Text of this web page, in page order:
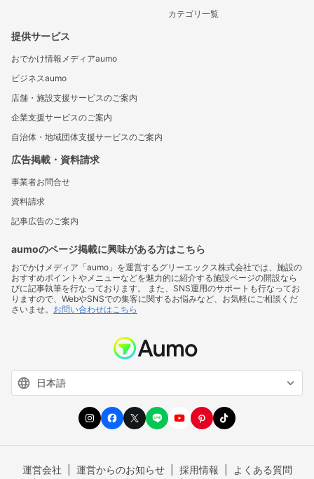
カテゴリ一覧
提供サービス
おでかけ情報メディアaumo
ビジネスaumo
店舗・施設支援サービスのご案内
企業支援サービスのご案内
自治体・地域団体支援サービスのご案内
広告掲載・資料請求
事業者お問合せ
資料請求
記事広告のご案内
aumoのページ掲載に興味がある方はこちら
おでかけメディア「aumo」を運営するグリーエックス株式会社では、施設の
おすすめポイントやメニューなどを魅力的に紹介する施設ページの開設なら
びに記事執筆を行なっております。 また、SNS運用のサポートも行なってお
りますので、WebやSNSでの集客に関するお悩みなど、お気軽にご相談くだ
さいませ。 お問い合わせはこちら
運営会社 運営からのお知らせ 採用情報
よくある質問